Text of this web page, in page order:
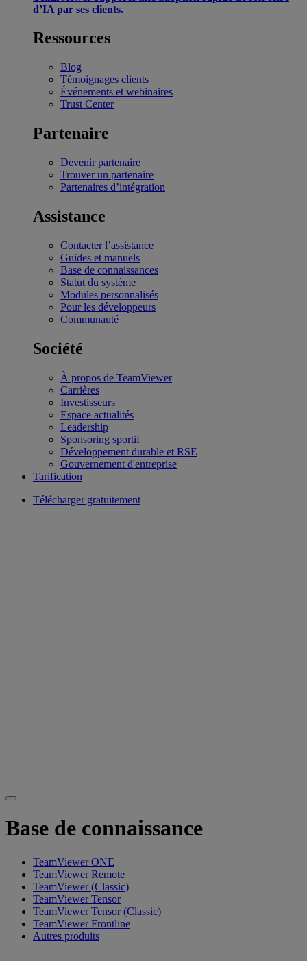
d’IA par ses clients.
Ressources
Blog
Témoignages clients
Événements et webinaires
Trust Center
Partenaire
Devenir partenaire
Trouver un partenaire
Partenaires d’intégration
Assistance
Contacter l’assistance
Guides et manuels
Base de connaissances
Statut du système
Modules personnalisés
Pour les développeurs
Communauté
Société
À propos de TeamViewer
Carrières
Investisseurs
Espace actualités
Leadership
Sponsoring sportif
Développement durable et RSE
Gouvernement d'entreprise
Tarification
Télécharger gratuitement
Base de connaissance
TeamViewer ONE
TeamViewer Remote
TeamViewer (Classic)
TeamViewer Tensor
TeamViewer Tensor (Classic)
TeamViewer Frontline
Autres produits